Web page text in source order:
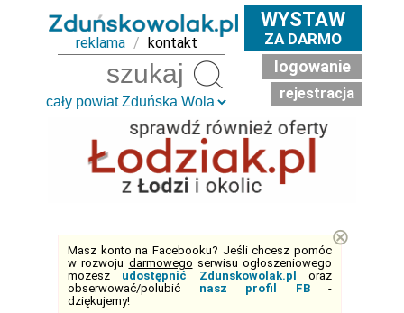
reklama / kontakt
WYSTAW
ZA DARMO
logowanie
rejestracja
Masz konto na Facebooku? Jeśli chcesz pomóc
w rozwoju darmowego serwisu ogłoszeniowego
możesz udostępnić Zdunskowolak.pl
oraz
obserwować/polubić nasz profil FB-
dziękujemy!
⊗